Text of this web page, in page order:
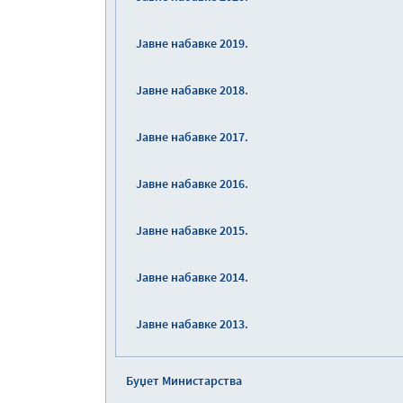
Јавне набавке 2019.
Јавне набавке 2018.
Јавне набавке 2017.
Јавне набавке 2016.
Јавне набавке 2015.
Јавне набавке 2014.
Јавне набавке 2013.
Буџет Министарства